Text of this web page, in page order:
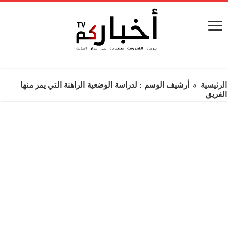
الرئيسية »
أرشيف الوسم : لدراسة الوضعية الراهنة التي يمر منها
الفريق